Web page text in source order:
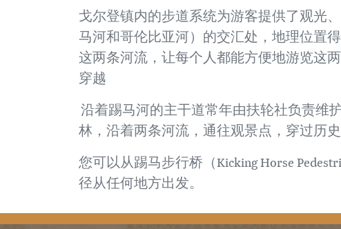
戈尔登镇内的步道系统为游客提供了观光
马河和哥伦比亚河）的交汇处，地理位置
这两条河流，让每个人都能方便地游览这
穿越
沿着踢马河的主干道常年由扶轮社负责维
林，沿着两条河流，通往观景点，穿过历
您可以从踢马步行桥（Kicking Horse
径从任何地方出发。